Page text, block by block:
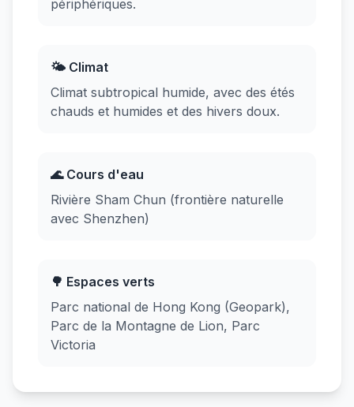
périphériques.
🌤️ Climat
Climat subtropical humide, avec des étés
chauds et humides et des hivers doux.
🌊 Cours d'eau
Rivière Sham Chun (frontière naturelle
avec Shenzhen)
🌳 Espaces verts
Parc national de Hong Kong (Geopark),
Parc de la Montagne de Lion, Parc
Victoria